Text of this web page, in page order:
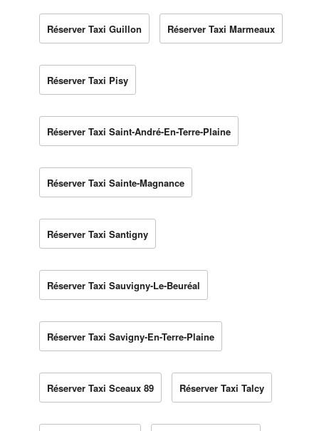
Réserver Taxi Guillon Réserver Taxi Marmeaux
Réserver Taxi Pisy
Réserver Taxi Saint-André-En-Terre-Plaine
Réserver Taxi Sainte-Magnance
Réserver Taxi Santigny
Réserver Taxi Sauvigny-Le-Beuréal
Réserver Taxi Savigny-En-Terre-Plaine
Réserver Taxi Sceaux 89 Réserver Taxi Talcy